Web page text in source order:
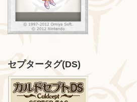
セプタータグ(DS)